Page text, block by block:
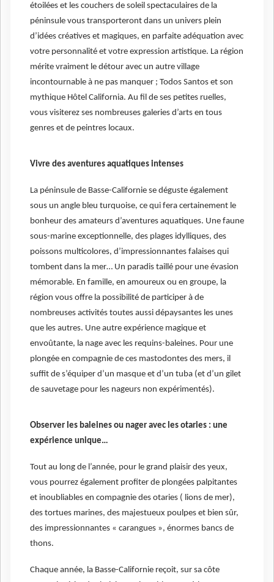
étoilées et les couchers de soleil spectaculaires de la
péninsule vous transporteront dans un univers plein
d’idées créatives et magiques, en parfaite adéquation avec
votre personnalité et votre expression artistique. La région
mérite vraiment le détour avec un autre village
incontournable à ne pas manquer ; Todos Santos et son
mythique Hôtel California. Au fil de ses petites ruelles,
vous visiterez ses nombreuses galeries d’arts en tous
genres et de peintres locaux.
Vivre des aventures aquatiques intenses
La péninsule de Basse-Californie se déguste également
sous un angle bleu turquoise, ce qui fera certainement le
bonheur des amateurs d’aventures aquatiques. Une faune
sous-marine exceptionnelle, des plages idylliques, des
poissons multicolores, d’impressionnantes falaises qui
tombent dans la mer… Un paradis taillé pour une évasion
mémorable. En famille, en amoureux ou en groupe, la
région vous offre la possibilité de participer à de
nombreuses activités toutes aussi dépaysantes les unes
que les autres. Une autre expérience magique et
envoûtante, la nage avec les requins-baleines. Pour une
plongée en compagnie de ces mastodontes des mers, il
suffit de s’équiper d’un masque et d’un tuba (et d’un gilet
de sauvetage pour les nageurs non expérimentés).
Observer les baleines ou nager avec les otaries : une
expérience unique…
Tout au long de l’année, pour le grand plaisir des yeux,
vous pourrez également profiter de plongées palpitantes
et inoubliables en compagnie des otaries ( lions de mer),
des tortues marines, des majestueux poulpes et bien sûr,
des impressionnantes « carangues », énormes bancs de
thons.
Chaque année, la Basse-Californie reçoit, sur sa côte